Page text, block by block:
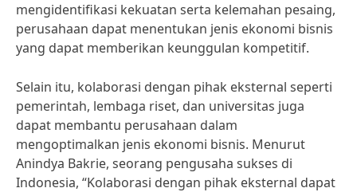
mengidentifikasi kekuatan serta kelemahan pesaing,
perusahaan dapat menentukan jenis ekonomi bisnis
yang dapat memberikan keunggulan kompetitif.
Selain itu, kolaborasi dengan pihak eksternal seperti
pemerintah, lembaga riset, dan universitas juga
dapat membantu perusahaan dalam
mengoptimalkan jenis ekonomi bisnis. Menurut
Anindya Bakrie, seorang pengusaha sukses di
Indonesia, “Kolaborasi dengan pihak eksternal dapat